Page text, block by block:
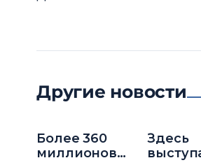
Другие новости
Более 360
миллионов
Здесь